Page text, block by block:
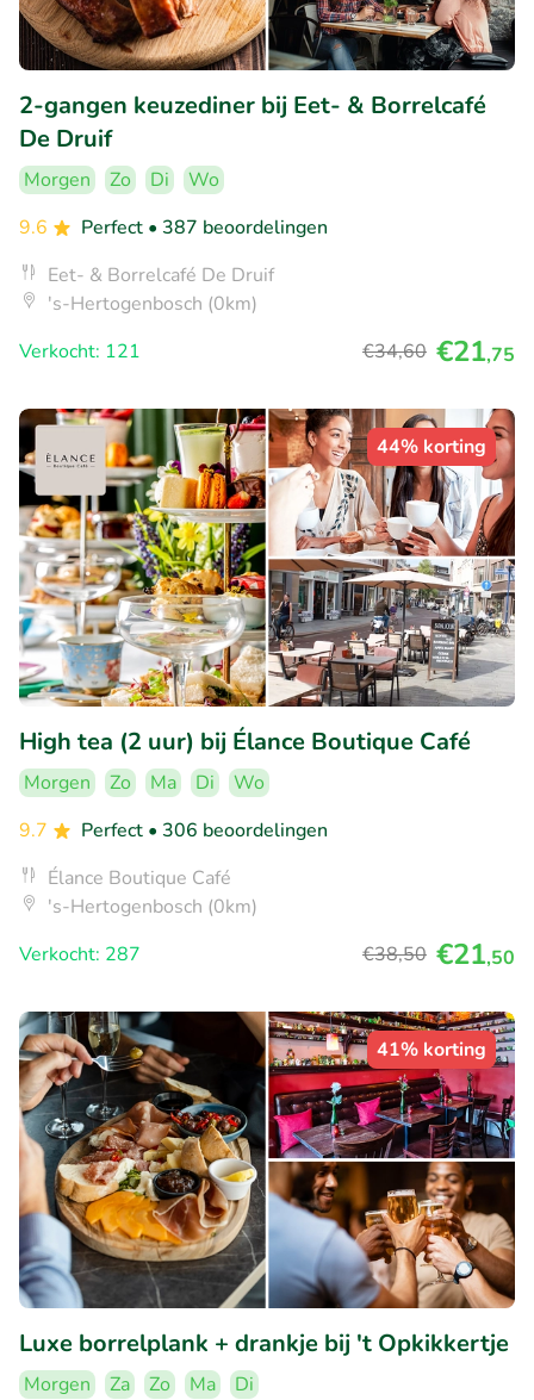
2-gangen keuzediner bij Eet- & Borrelcafé
De Druif
Morgen Zo Di
Wo
9.6
Perfect • 387 beoordelingen
Eet- & Borrelcafé De Druif
's-Hertogenbosch (0km)
Verkocht: 121
€34,60 €21,75
44% korting
High tea (2 uur) bij Élance Boutique Café
Morgen Zo Ma Di
Wo
9.7
Perfect • 306 beoordelingen
Élance Boutique Café
's-Hertogenbosch (0km)
Verkocht: 287
€38,50 €21,50
41% korting
Luxe borrelplank + drankje bij 't Opkikkertje
Morgen Za Zo Ma
Di